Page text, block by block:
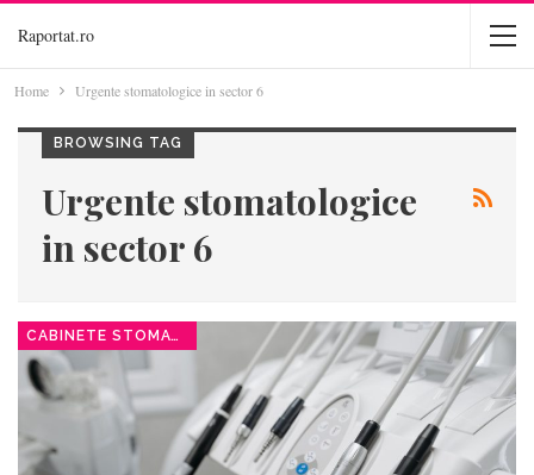
Raportat.ro
Home Urgente stomatologice in sector 6
BROWSING TAG
Urgente stomatologice
in sector 6
CABINETE STOMATOLOGICE